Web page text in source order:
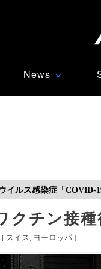
News ∨
イルス感染症「COVID-
クチン接
[ スイス ヨーロッパ ]